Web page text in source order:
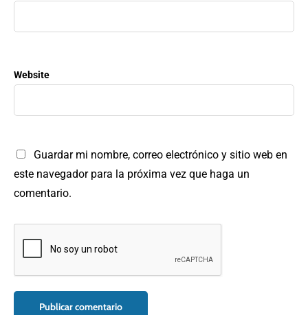
Website
Guardar mi nombre, correo electrónico y sitio web en
este navegador para la próxima vez que haga un
comentario.